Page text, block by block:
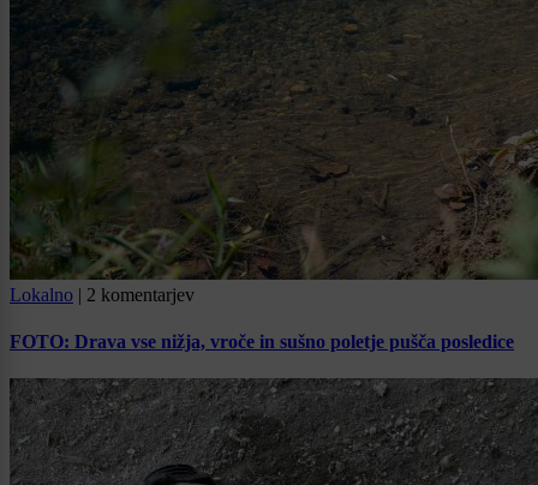
Lokalno | 2 komentarjev
FOTO: Drava vse nižja, vroče in sušno poletje pušča posledice